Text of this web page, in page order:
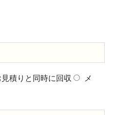
積りと同時に回収
メ